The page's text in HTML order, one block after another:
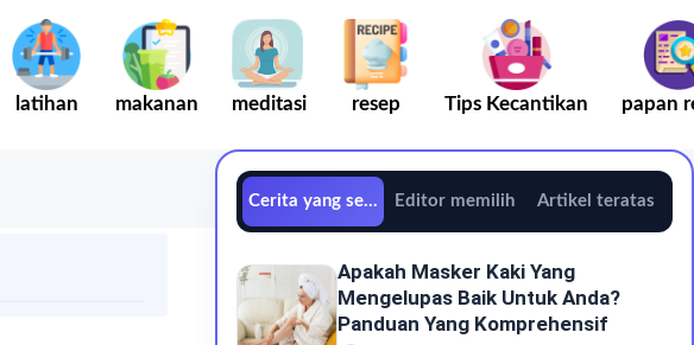
latihan makanan meditasi resep Tips Kecantikan papan
Cerita yang sedang trenEditor memilih Artikel teratas
Apakah Masker Kaki Yang
Mengelupas Baik Untuk Anda?
Panduan Yang Komprehensif